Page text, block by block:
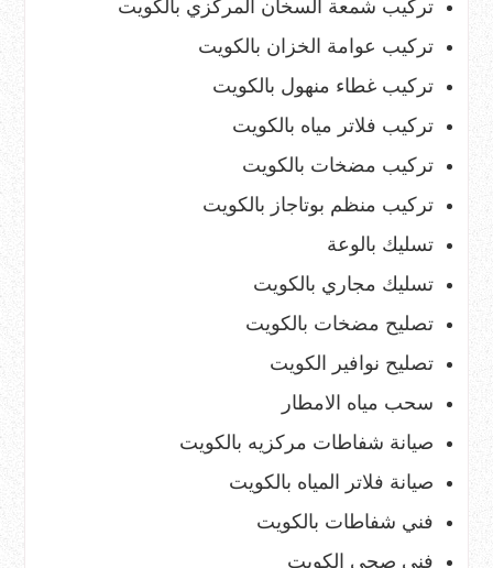
تركيب شمعة السخان المركزي بالكويت
تركيب عوامة الخزان بالكويت
تركيب غطاء منهول بالكويت
تركيب فلاتر مياه بالكويت
تركيب مضخات بالكويت
تركيب منظم بوتاجاز بالكويت
تسليك بالوعة
تسليك مجاري بالكويت
تصليح مضخات بالكويت
تصليح نوافير الكويت
سحب مياه الامطار
صيانة شفاطات مركزيه بالكويت
صيانة فلاتر المياه بالكويت
فني شفاطات بالكويت
فني صحي الكويت